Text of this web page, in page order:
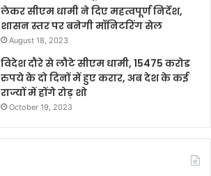
लेकर सीएम धामी ने दिए महत्वपूर्ण निर्देश,
शासन स्तर पर बनेगी मॉनिटरिंग सेल
August 18, 2023
विदेश दौरे से लौटे सीएम धामी, 15475 करोड
रुपये के दो दिनों में हुए करार, अब देश के कई
राज्यों में होंगे रोड़ शो
October 19, 2023